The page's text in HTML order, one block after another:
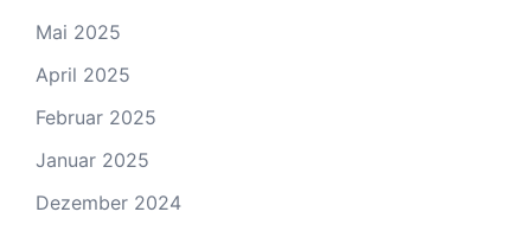
Mai 2025
April 2025
Februar 2025
Januar 2025
Dezember 2024